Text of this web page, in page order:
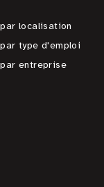
localisation
type d'emploi
entreprise